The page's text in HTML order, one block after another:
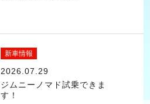
新車情報
2026.07.29
ジムニーノマド試乗できま
す！